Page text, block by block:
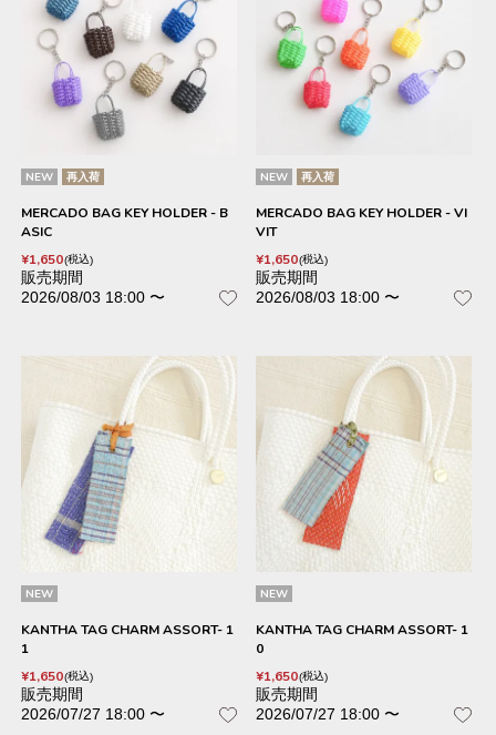
NEW 再入荷
MERCADO BAG KEY HOLDER - B
ASIC
¥1,650 税込
販売期間
2026/08/03 18:00 〜
NEW 再入荷
MERCADO BAG KEY HOLDER - VI
VIT
¥1,650 税込
販売期間
2026/08/03 18:00 〜
NEW
KANTHA TAG CHARM ASSORT- 1
1
¥1,650 税込
販売期間
2026/07/27 18:00 〜
NEW
KANTHA TAG CHARM ASSORT- 1
0
¥1,650 税込
販売期間
2026/07/27 18:00 〜